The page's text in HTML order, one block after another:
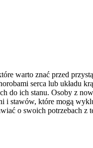
warto znać przed
serca lub układu
do ich stanu. Osoby z
i stawów, które mogą
o swoich potrzebach z